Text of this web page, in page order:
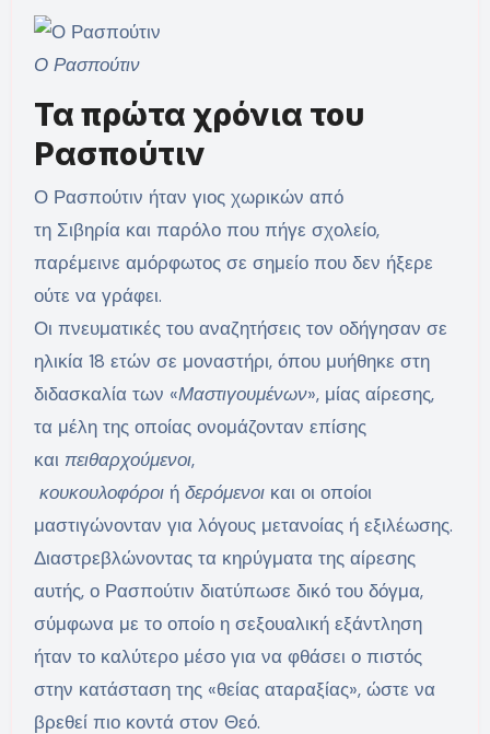
Ο Ρασπούτιν
Τα πρώτα χρόνια του
Ρασπούτιν
Ο Ρασπούτιν ήταν γιος χωρικών από
τη Σιβηρία και παρόλο που πήγε σχολείο,
παρέμεινε αμόρφωτος σε σημείο που δεν ήξερε
ούτε να γράφει.
Οι πνευματικές του αναζητήσεις τον οδήγησαν σε
ηλικία 18 ετών σε μοναστήρι, όπου μυήθηκε στη
διδασκαλία των «Μαστιγουμένων», μίας αίρεσης,
τα μέλη της οποίας ονομάζονταν επίσης
και πειθαρχούμενοι,
κουκουλοφόροιή δερόμενοικαι οι οποίοι
μαστιγώνονταν για λόγους μετανοίας ή εξιλέωσης.
Διαστρεβλώνοντας τα κηρύγματα της αίρεσης
αυτής, ο Ρασπούτιν διατύπωσε δικό του δόγμα,
σύμφωνα με το οποίο η σεξουαλική εξάντληση
ήταν το καλύτερο μέσο για να φθάσει ο πιστός
στην κατάσταση της «θείας αταραξίας», ώστε να
βρεθεί πιο κοντά στον Θεό.